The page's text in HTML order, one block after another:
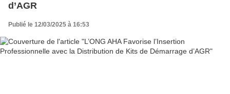
d’AGR
Publié le 12/03/2025 à 16:53